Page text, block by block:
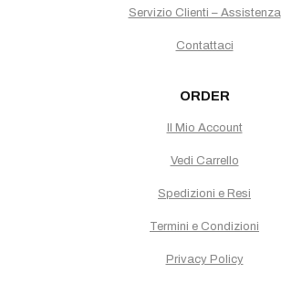
Servizio Clienti – Assistenza
Contattaci
ORDER
Il Mio Account
Vedi Carrello
Spedizioni e Resi
Termini e Condizioni
Privacy Policy